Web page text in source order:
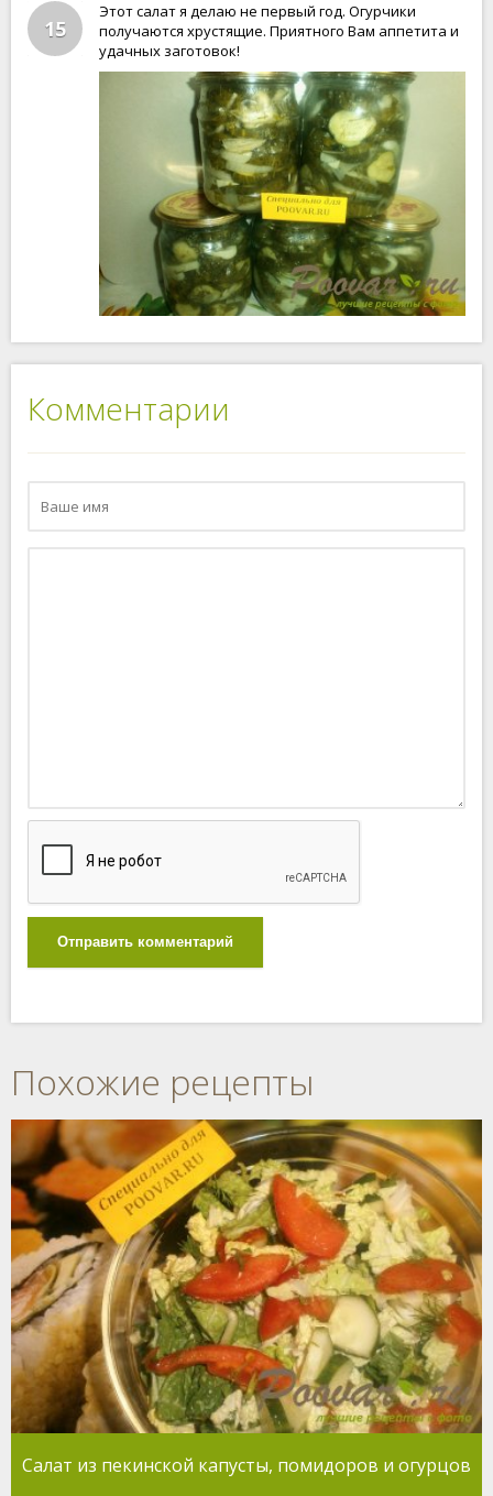
15
Этот салат я делаю не первый год. Огурчики
получаются хрустящие. Приятного Вам аппетита и
удачных заготовок!
Комментарии
Отправить комментарий
Похожие рецепты
Салат из пекинской капусты, помидоров и огурцов